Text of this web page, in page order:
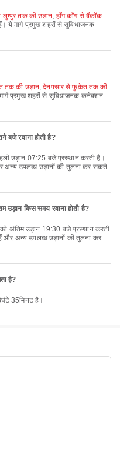
तक की उड़ान, हाँग काँग से बैंकॉक
ये मार्ग प्रमुख शहरों से सुविधाजनक
तक की उड़ान,देनपसार से फुकेत तक की
प्रमुख शहरों से सुविधाजनक कनेक्शन
बजे रवाना होती है?
उपलब्ध उड़ानों की तुलना कर सकते
उड़ान किस समय रवाना होती है?
अन्य उपलब्ध उड़ानों की तुलना कर
है?
35मिनट है।